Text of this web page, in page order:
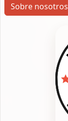
Sobre nosotros